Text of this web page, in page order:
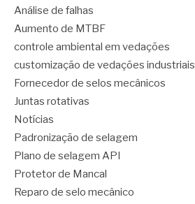
Análise de falhas
Aumento de MTBF
controle ambiental em vedações
customização de vedações industriais
Fornecedor de selos mecânicos
Juntas rotativas
Notícias
Padronização de selagem
Plano de selagem API
Protetor de Mancal
Reparo de selo mecânico